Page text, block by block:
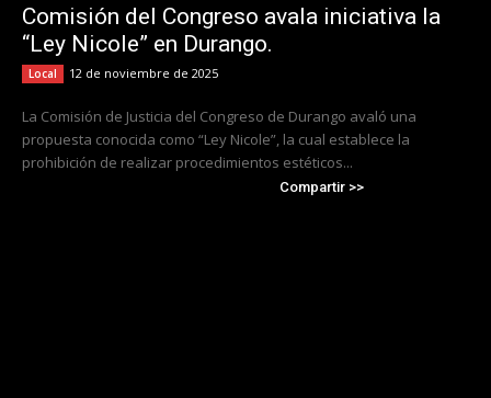
Comisión del Congreso avala iniciativa la
“Ley Nicole” en Durango.
Local 12 de noviembre de 2025
La Comisión de Justicia del Congreso de Durango avaló una
propuesta conocida como “Ley Nicole”, la cual establece la
prohibición de realizar procedimientos estéticos...
Compartir >>